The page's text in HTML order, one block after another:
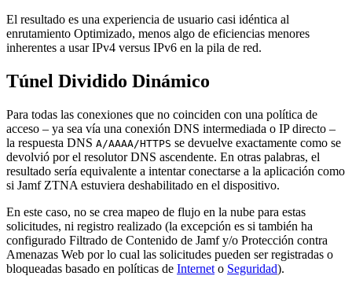
El resultado es una experiencia de usuario casi idéntica al
enrutamiento Optimizado, menos algo de eficiencias menores
inherentes a usar IPv4 versus IPv6 en la pila de red.
Túnel Dividido Dinámico
Para todas las conexiones que no coinciden con una política de
acceso – ya sea vía una conexión DNS intermediada o IP directo –
la respuesta DNS A/AAAA/HTTPS se devuelve exactamente como se
devolvió por el resolutor DNS ascendente. En otras palabras, el
resultado sería equivalente a intentar conectarse a la aplicación como
si Jamf ZTNA estuviera deshabilitado en el dispositivo.
En este caso, no se crea mapeo de flujo en la nube para estas
solicitudes, ni registro realizado (la excepción es si también ha
configurado Filtrado de Contenido de Jamf y/o Protección contra
Amenazas Web por lo cual las solicitudes pueden ser registradas o
bloqueadas basado en políticas de Internet o Seguridad).